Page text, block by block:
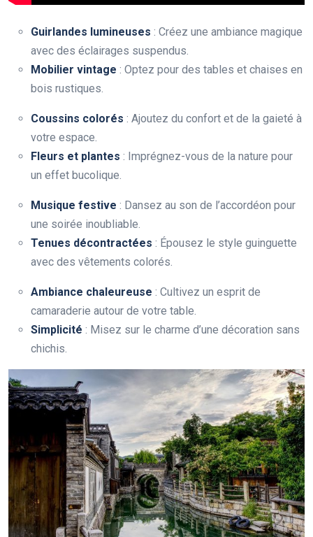
Guirlandes lumineuses : Créez une ambiance magique
avec des éclairages suspendus.
Mobilier vintage : Optez pour des tables et chaises en
bois rustiques.
Coussins colorés : Ajoutez du confort et de la gaieté à
votre espace.
Fleurs et plantes : Imprégnez-vous de la nature pour
un effet bucolique.
Musique festive : Dansez au son de l’accordéon pour
une soirée inoubliable.
Tenues décontractées : Épousez le style guinguette
avec des vêtements colorés.
Ambiance chaleureuse : Cultivez un esprit de
camaraderie autour de votre table.
Simplicité : Misez sur le charme d’une décoration sans
chichis.